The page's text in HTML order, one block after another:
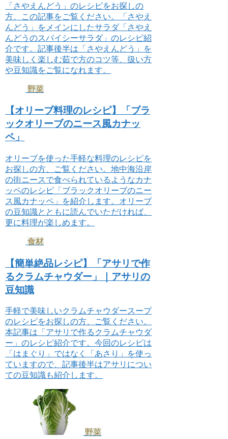
「さやえんどう」のレシピをお探しの
方、この記事をご覧ください。「さやえ
んどう」をメインにしたサラダ「さやえ
んどうのスパイシーサラダ」のレシピ紹
介です。記事後半は「さやえんどう」を
美味しく楽しむ茹で方のコツ等、扱い方
や豆知識をご覧になれます。
野菜
【オリーブ料理のレシピ】「ブラ
ックオリーブのニース風カナッ
ペ」
オリーブを使った手軽な料理のレシピを
お探しの方、ご覧ください。地中海沿岸
の街ニースで食べられているようなカナ
ッペのレシピ「ブラックオリーブのニー
ス風カナッペ」を紹介します。オリーブ
の豆知識とともに読んでいただければ、
更に料理が楽しめます。
食材
【簡単絶品レシピ】「アサリで作
るクラムチャウダー」｜アサリの
豆知識
手軽で美味しいクラムチャウダースープ
のレシピをお探しの方、ご覧ください。
本記事は「アサリで作るクラムチャウダ
ー」のレシピ紹介です。今回のレシピは
「はまぐり」ではなく「あさり」を使っ
ていますので、記事後半はアサリについ
ての豆知識も紹介します。
野菜